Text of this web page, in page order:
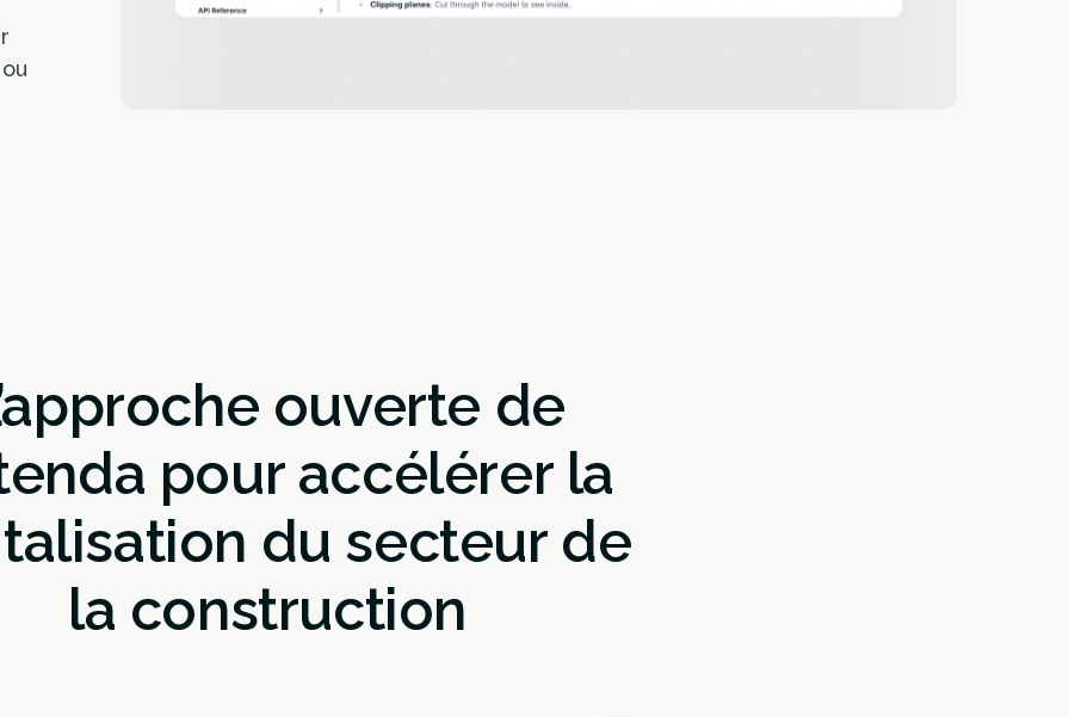
ouverte de
pour accélérer la
du secteur de
la construction